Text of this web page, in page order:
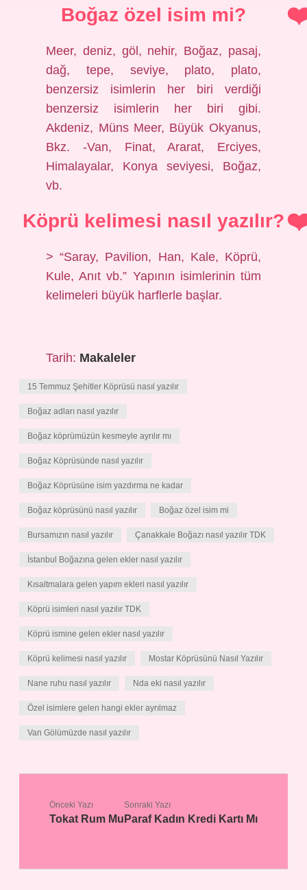
Boğaz özel isim mi?
Meer, deniz, göl, nehir, Boğaz, pasaj,
dağ, tepe, seviye, plato, plato,
benzersiz isimlerin her biri verdiği
benzersiz isimlerin her biri gibi.
Akdeniz, Müns Meer, Büyük Okyanus,
Bkz. -Van, Finat, Ararat, Erciyes,
Himalayalar, Konya seviyesi, Boğaz,
vb.
Köprü kelimesi nasıl yazılır?
> “Saray, Pavilion, Han, Kale, Köprü,
Kule, Anıt vb.” Yapının isimlerinin tüm
kelimeleri büyük harflerle başlar.
Tarih: Makaleler
15 Temmuz Şehitler Köprüsü nasıl yazılır
Boğaz adları nasıl yazılır
Boğaz köprümüzün kesmeyle ayrılır mı
Boğaz Köprüsünde nasıl yazılır
Boğaz Köprüsüne isim yazdırma ne kadar
Boğaz köprüsünü nasıl yazılır Boğaz özel isim mi
Bursamızın nasıl yazılır Çanakkale Boğazı nasıl yazılır TDK
İstanbul Boğazına gelen ekler nasıl yazılır
Kısaltmalara gelen yapım ekleri nasıl yazılır
Köprü isimleri nasıl yazılır TDK
Köprü ismine gelen ekler nasıl yazılır
Köprü kelimesi nasıl yazılır Mostar Köprüsünü Nasıl Yazılır
Nane ruhu nasıl yazılır Nda eki nasıl yazılır
Özel isimlere gelen hangi ekler ayrılmaz
Van Gölümüzde nasıl yazılır
Önceki Yazı
Tokat Rum Mu
Sonraki Yazı
Paraf Kadın Kredi Kartı Mı